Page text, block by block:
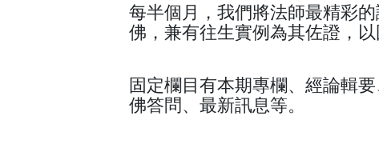
每半個月，我們將法師最精彩
佛，兼有往生實例為其佐證，以
固定欄目有本期專欄、經論輯
佛答問、最新訊息等。